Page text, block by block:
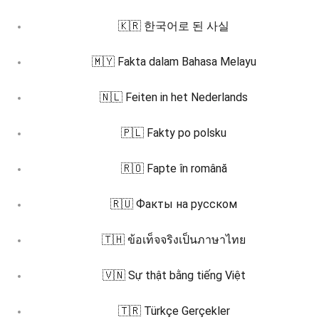
🇰🇷 한국어로 된 사실
🇲🇾 Fakta dalam Bahasa Melayu
🇳🇱 Feiten in het Nederlands
🇵🇱 Fakty po polsku
🇷🇴 Fapte în română
🇷🇺 Факты на русском
🇹🇭 ข้อเท็จจริงเป็นภาษาไทย
🇻🇳 Sự thật bằng tiếng Việt
🇹🇷 Türkçe Gerçekler